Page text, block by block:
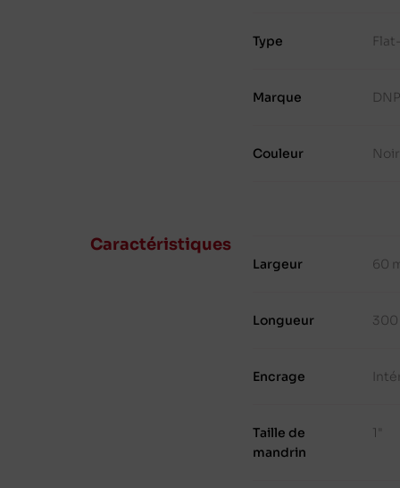
Type
Marque
Couleur Noir
Caractéristiques
Largeur 60
Longueur 300
Encrage
Taille de
mandrin
1"